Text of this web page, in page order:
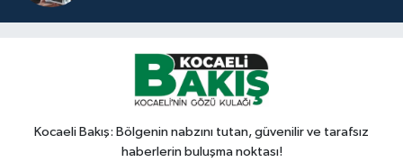
Kocaeli Bakış: Bölgenin nabzını tutan, güvenilir ve tarafsız
haberlerin buluşma noktası!